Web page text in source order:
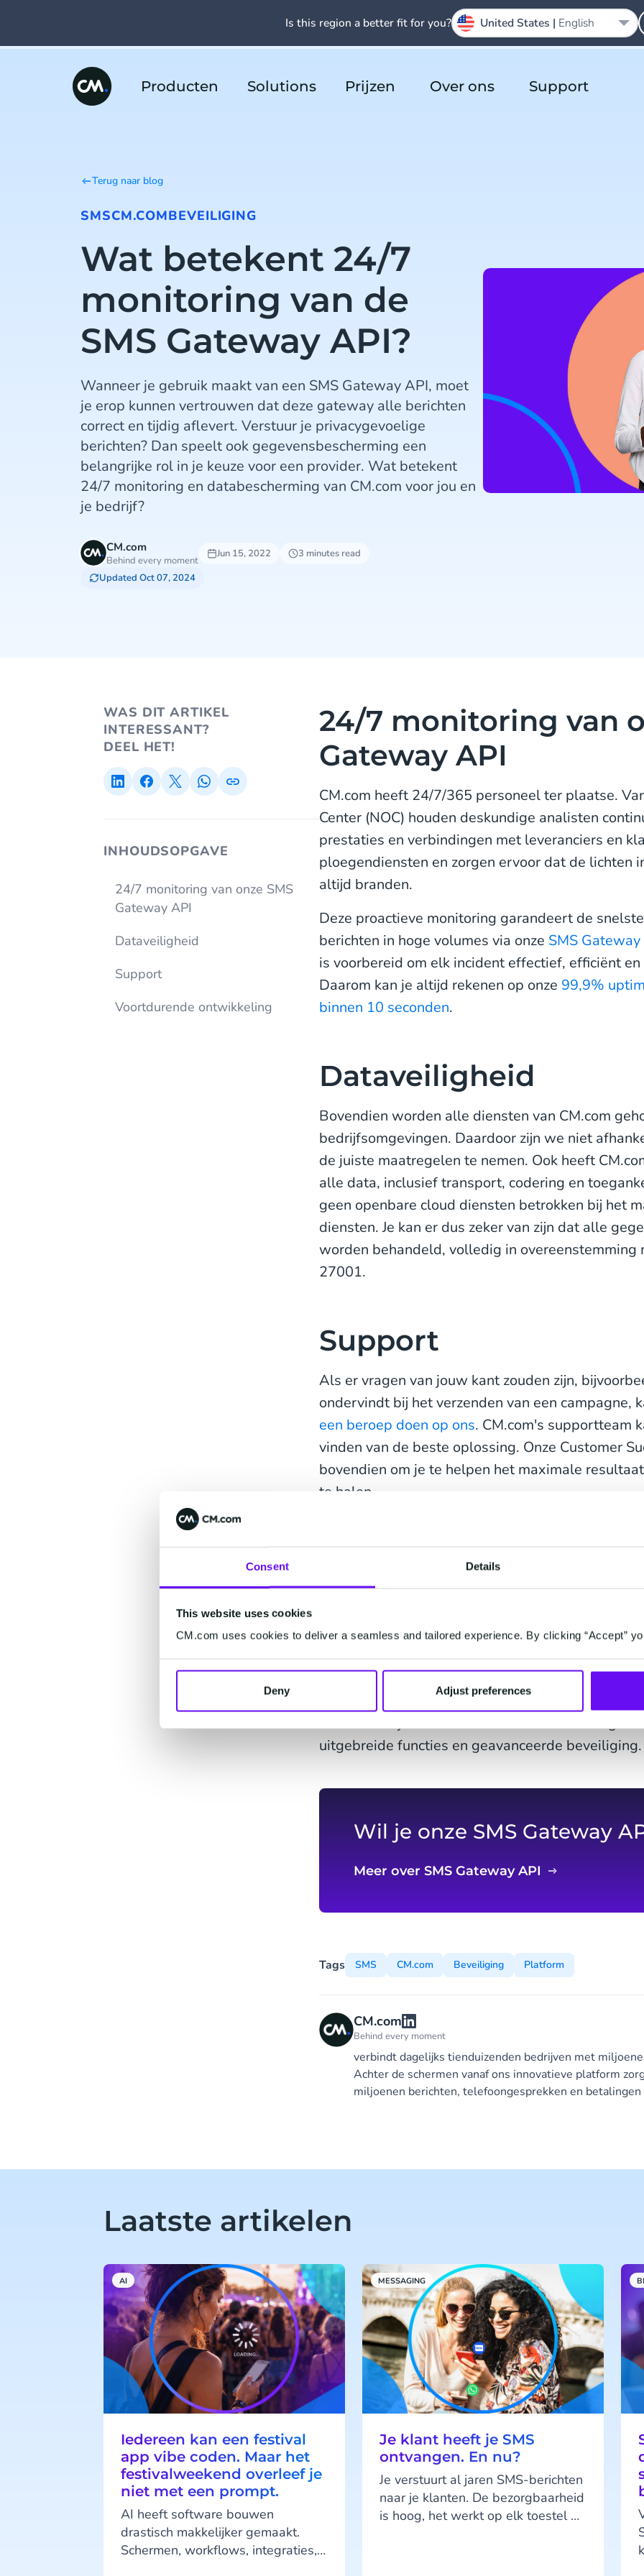
Consent Details
This website uses cookies
CM.com uses cookies to deliver a seamless and tailored experience. By clicking “Accept”
Deny Adjust preferences
Producten Solutions Prijzen Over ons Support
Terug naar blog
SMSCM.COMBEVEILIGING
Wat betekent 24/7
monitoring van de
SMS Gateway API?
Wanneer je gebruik maakt van een SMS Gateway API, moet
je erop kunnen vertrouwen dat deze gateway alle berichten
correct en tijdig aflevert. Verstuur je privacygevoelige
berichten? Dan speelt ook gegevensbescherming een
belangrijke rol in je keuze voor een provider. Wat betekent
24/7 monitoring en databescherming van CM.com voor jou en
je bedrijf?
CM.com
Behind every moment
Jun 15, 2022
3 minutes read
Updated Oct 07, 2024
WAS DIT ARTIKEL
INTERESSANT?
DEEL HET!
INHOUDSOPGAVE
24/7 monitoring van onze SMS
Gateway API
Dataveiligheid
Support
Voortdurende ontwikkeling
24/7 monitoring van
Gateway API
CM.com heeft 24/7/365 personeel ter plaatse.
Center (NOC) houden deskundige analisten
prestaties en verbindingen met leveranciers en
ploegendiensten en zorgen ervoor dat de lichten
altijd branden.
Deze proactieve monitoring garandeert de
berichten in hoge volumes via onze SMS Gateway
is voorbereid om elk incident effectief, efficiënt
Daarom kan je altijd rekenen op onze 99,9%
binnen 10 seconden.
Dataveiligheid
Bovendien worden alle diensten van CM.com
bedrijfsomgevingen. Daardoor zijn we niet
de juiste maatregelen te nemen. Ook heeft
alle data, inclusief transport, codering en
geen openbare cloud diensten betrokken bij het
diensten. Je kan er dus zeker van zijn dat alle
worden behandeld, volledig in overeenstemming
27001.
Support
Als er vragen van jouw kant zouden zijn,
ondervindt bij het verzenden van een campagne,
een beroep doen op ons. CM.com's supportteam
vinden van de beste oplossing. Onze Customer
bovendien om je te helpen het maximale
te halen.
Hoe kies je de
Voortdurende
Ten slotte is het belangrijk om te weten dat
heeft die werken aan de constante verbetering
dat ons platform is gebouwd met de beste
innovaties op het gebied van mobiele berichten.
uitgebreide functies en geavanceerde beveiliging.
Wil je onze SMS Gateway
Meer over SMS Gateway API
Tags SMS CM.com Beveiliging Platform
CM.com
Behind every moment
verbindt dagelijks tienduizenden bedrijven met
Achter de schermen vanaf ons innovatieve platform
miljoenen berichten, telefoongesprekken en
Laatste artikelen
AI
Iedereen kan een festival
app vibe coden. Maar het
festivalweekend overleef je
niet met een prompt.
AI heeft software bouwen
drastisch makkelijker gemaakt.
Schermen, workflows, integraties,
MESSAGING
Je klant heeft je SMS
ontvangen. En nu?
Je verstuurt al jaren SMS-berichten
naar je klanten. De bezorgbaarheid
is hoog, het werkt op elk toestel en
Is this region a better fit for you? United States | English